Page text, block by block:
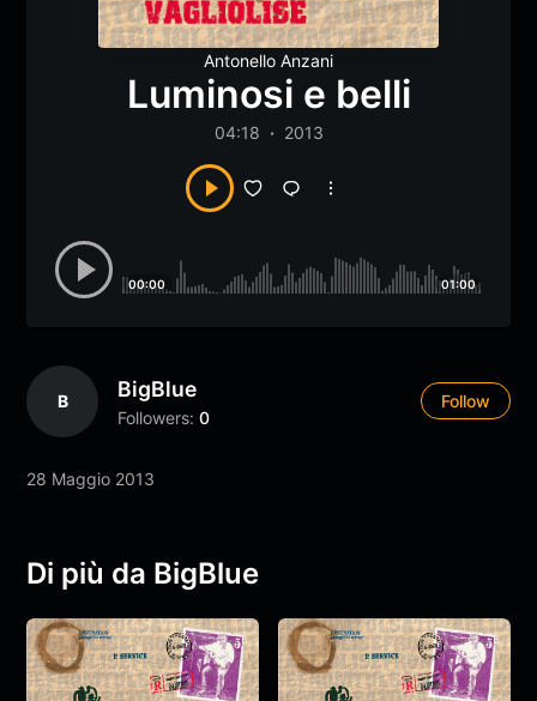
Antonello Anzani
Luminosi e belli
04:18 2013
00:00 01:00
B BigBlue
Followers: 0
Follow
28 Maggio 2013
Di più da BigBlue